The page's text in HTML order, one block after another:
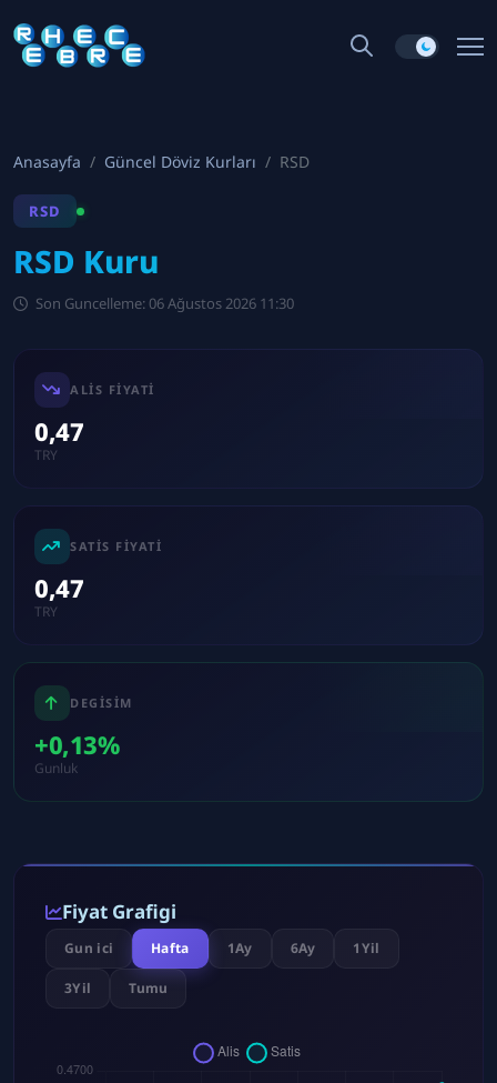
Anasayfa Güncel Döviz Kurları RSD
RSD
RSD Kuru
Son Guncelleme: 06 Ağustos 2026 11:30
ALIS FIYATI
0,47
TRY
SATIS FIYATI
0,47
TRY
DEGISIM
+0,13%
Gunluk
Fiyat Grafigi
Gun ici Hafta 1Ay 6Ay 1Yil
3Yil Tumu